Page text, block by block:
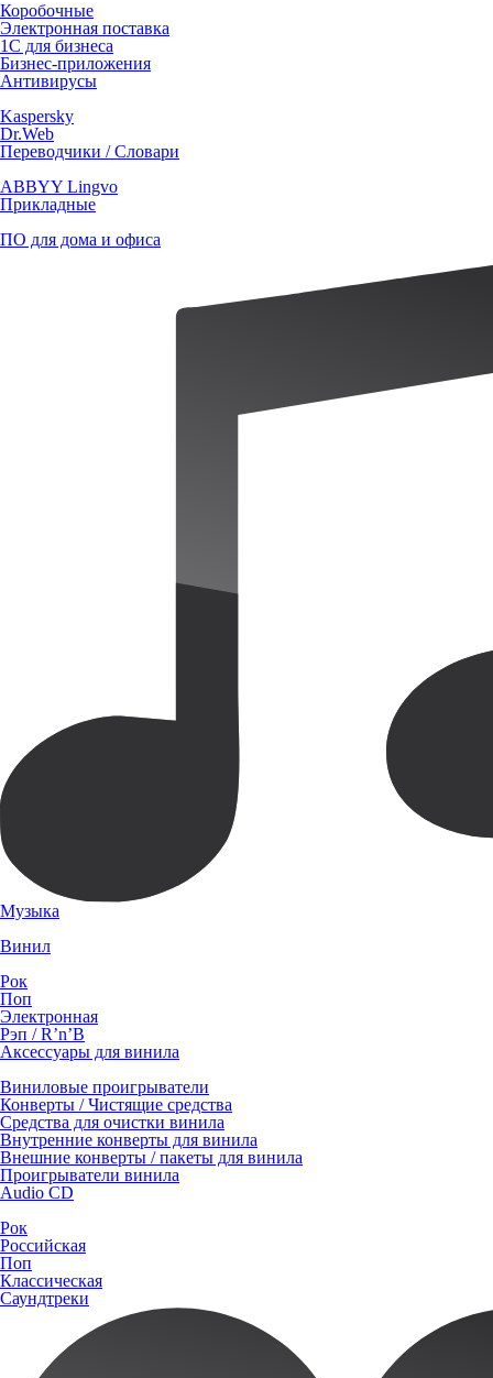
Коробочные
Электронная поставка
1С для бизнеса
Бизнес-приложения
Антивирусы
Kaspersky
Dr.Web
Переводчики / Словари
ABBYY Lingvo
Прикладные
ПО для дома и офиса
Музыка
Винил
Рок
Поп
Электронная
Рэп / R’n’B
Аксессуары для винила
Виниловые проигрыватели
Конверты / Чистящие средства
Средства для очистки винила
Внутренние конверты для винила
Внешние конверты / пакеты для винила
Проигрыватели винила
Audio CD
Рок
Российская
Поп
Классическая
Саундтреки